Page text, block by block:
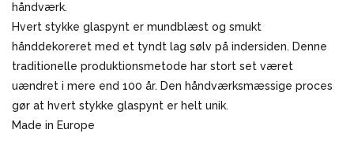
håndværk.
Hvert stykke glaspynt er mundblæst og smukt
hånddekoreret med et tyndt lag sølv på indersiden. Denne
traditionelle produktionsmetode har stort set været
uændret i mere end 100 år. Den håndværksmæssige proces
gør at hvert stykke glaspynt er helt unik.
Made in Europe